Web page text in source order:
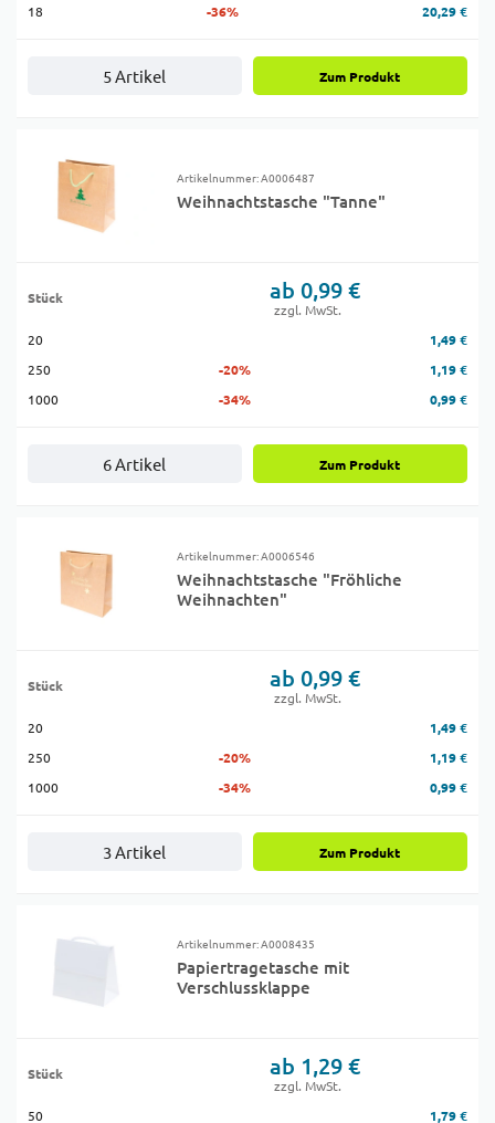
18
-36% 20,29 €
5 Artikel Zum Produkt
Artikelnummer: A0006487
Weihnachtstasche "Tanne"
Stück ab 0,99 €
zzgl. MwSt.
20
1,49 €
250
-20%
1,19 €
1000
-34% 0,99 €
6 Artikel Zum Produkt
Artikelnummer: A0006546
Weihnachtstasche "Fröhliche
Weihnachten"
Stück ab 0,99 €
zzgl. MwSt.
20
1,49 €
250
-20%
1,19 €
1000
-34% 0,99 €
3 Artikel Zum Produkt
Artikelnummer: A0008435
Papiertragetasche mit
Verschlussklappe
Stück ab 1,29 €
zzgl. MwSt.
50
1,79 €